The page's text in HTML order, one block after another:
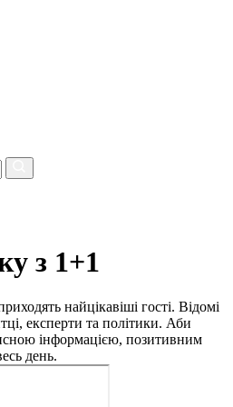
з 1+1
найцікавіші гості. Відомі
експерти та політики. Аби
інформацією, позитивним
день.